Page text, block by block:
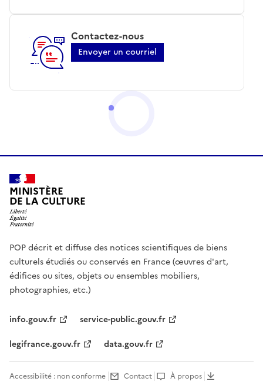
Contactez-nous
Envoyer un courriel
MINISTÈRE
DE LA CULTURE
POP décrit et diffuse des notices scientifiques de biens
culturels étudiés ou conservés en France (œuvres d'art,
édifices ou sites, objets ou ensembles mobiliers,
photographies, etc.)
info.gouv.fr
service-public.gouv.fr
legifrance.gouv.fr
data.gouv.fr
Accessibilité : non conforme Contact À propos